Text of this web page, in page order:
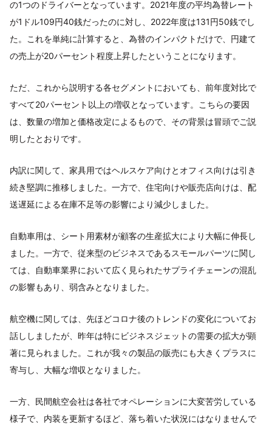
の1つのドライバーとなっています。2021年度の平均為替レート
が1ドル109円40銭だったのに対し、2022年度は131円50銭でし
た。これを単純に計算すると、為替のインパクトだけで、円建て
の売上が20パーセント程度上昇したということになります。
ただ、これから説明する各セグメントにおいても、前年度対比で
すべて20パーセント以上の増収となっています。こちらの要因
は、数量の増加と価格改定によるもので、その背景は冒頭でご説
明したとおりです。
内訳に関して、家具用ではヘルスケア向けとオフィス向けは引き
続き堅調に推移しました。一方で、住宅向けや販売店向けは、配
送遅延による在庫不足等の影響により減少しました。
自動車用は、シート用素材が顧客の生産拡大により大幅に伸長し
ました。一方で、従来型のビジネスであるスモールパーツに関し
ては、自動車業界において広く見られたサプライチェーンの混乱
の影響もあり、弱含みとなりました。
航空機に関しては、先ほどコロナ後のトレンドの変化についてお
話ししましたが、昨年は特にビジネスジェットの需要の拡大が顕
著に見られました。これが我々の製品の販売にも大きくプラスに
寄与し、大幅な増収となりました。
一方、民間航空会社は各社でオペレーションに大変苦労している
様子で、内装を更新するほど、落ち着いた状況にはなりませんで